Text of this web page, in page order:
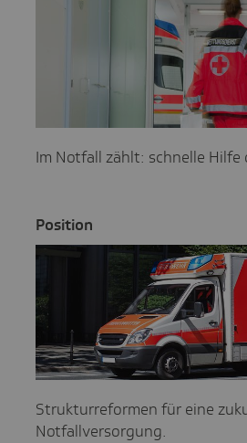
Im Notfall zählt: schnelle Hilfe
Posi­tion
Strukturreformen für eine
Notfallversorgung.